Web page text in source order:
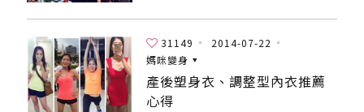
31149
2014-07-22
媽咪變身
產後塑身衣、調整型內衣推薦
心得